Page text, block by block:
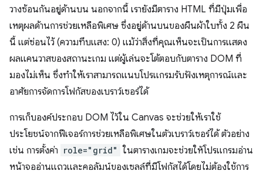
วางซ้อนกันอยู่ด้านบน นอกจากนี้ เรายังมีตาราง HTML ที่มีปุ่มเพื่อ
เหตุผลด้านการช่วยเหลือพิเศษ ซึ่งอยู่ด้านบนของผืนผ้าใบทั้ง 2 ผืน
นี้ แต่ซ่อนไว้ (ความทึบแสง: 0) แม้ว่าสิ่งที่คุณเห็นจะเป็นการแสดง
ผลแคนวาสของสถานะเกม แต่ผู้เล่นจะโต้ตอบกับตาราง DOM ที่
มองไม่เห็น ซึ่งทำให้เราสามารถแนบโปรแกรมรับฟังเหตุการณ์และ
อาศัยการจัดการโฟกัสของเบราว์เซอร์ได้
การเก็บองค์ประกอบ DOM ไว้ใน Canvas จะช่วยให้เราใช้
ประโยชน์จากฟีเจอร์การช่วยเหลือพิเศษในตัวเบราว์เซอร์ได้ ตัวอย่าง
เช่น การตั้งค่า role="grid" ในตารางเกมจะช่วยให้โปรแกรมอ่าน
หน้าจออ่านแถวและคอลัมน์ของเซลล์ที่มีโฟกัสได้โดยไม่ต้องใช้การ